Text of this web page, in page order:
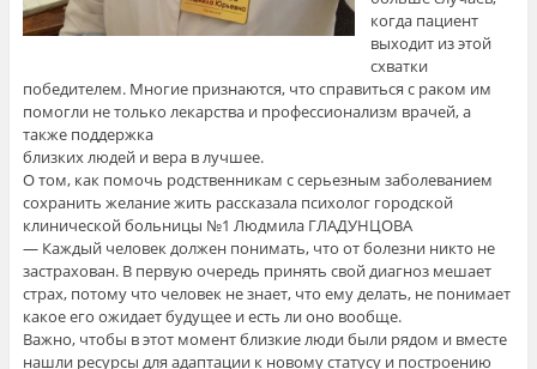
когда пациент
выходит из этой
схватки
победителем. Многие признаются, что справиться с раком им
помогли не только лекарства и профессионализм врачей, а
также поддержка
близких людей и вера в лучшее.
О том, как помочь родственникам с серьезным заболеванием
сохранить желание жить рассказала психолог городской
клинической больницы №1 Людмила ГЛАДУНЦОВА
— Каждый человек должен понимать, что от болезни никто не
застрахован. В первую очередь принять свой диагноз мешает
страх, потому что человек не знает, что ему делать, не понимает
какое его ожидает будущее и есть ли оно вообще.
Важно, чтобы в этот момент близкие люди были рядом и вместе
нашли ресурсы для адаптации к новому статусу и построению